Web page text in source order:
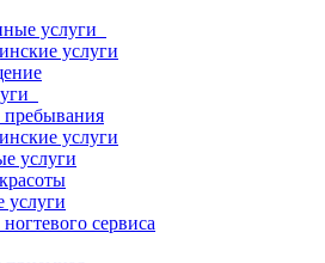
услуги
услуги
пребывания
услуги
услуги
услуги
сервиса